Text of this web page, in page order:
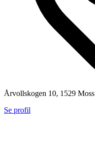
Årvollskogen 10, 1529 Moss
Se profil